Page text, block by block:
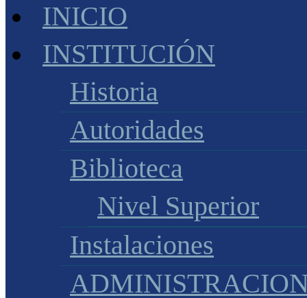
INICIO
INSTITUCIÓN
Historia
Autoridades
Biblioteca
Nivel Superior
Instalaciones